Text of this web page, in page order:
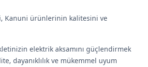
Kanuni ürünlerinin kalitesini ve
elektrik aksa­mını güçlendirmek
dayanıklılık ve mükemmel uyum